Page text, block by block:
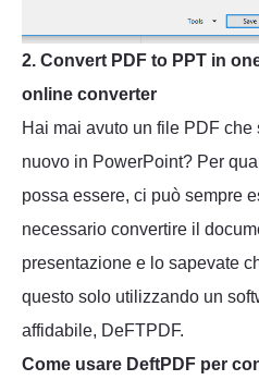
2. Convert PDF to PPT in
online converter
Hai mai avuto un file PDF
nuovo in PowerPoint? Per
possa essere, ci può sempre
necessario convertire il
presentazione e lo sapevate
questo solo utilizzando un
affidabile, DeFTPDF.
Come usare DeftPDF per